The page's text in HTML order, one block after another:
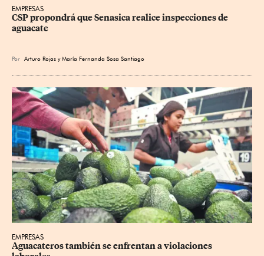
EMPRESAS
CSP propondrá que Senasica realice inspecciones de
aguacate
Por Arturo Rojas yMaría Fernanda Sosa Santiago
EMPRESAS
Aguacateros también se enfrentan a violaciones